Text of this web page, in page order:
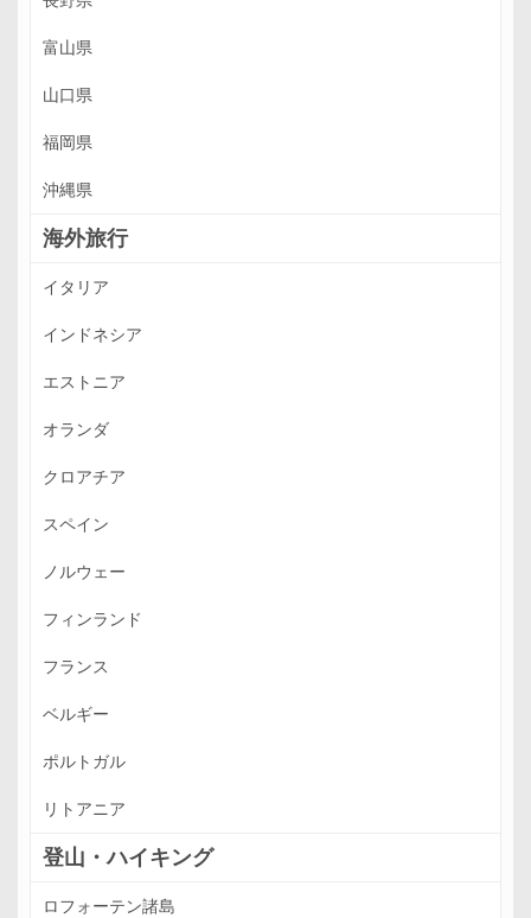
富山県
山口県
福岡県
沖縄県
海外旅行
イタリア
インドネシア
エストニア
オランダ
クロアチア
スペイン
ノルウェー
フィンランド
フランス
ベルギー
ポルトガル
リトアニア
登山・ハイキング
ロフォーテン諸島